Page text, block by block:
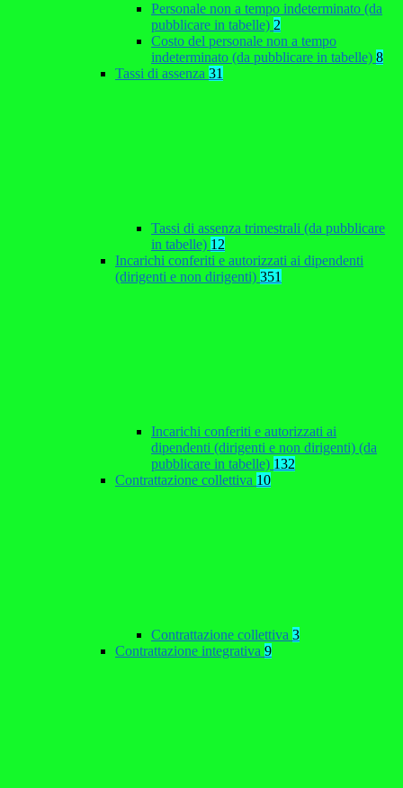
Personale non a tempo indeterminato (da
pubblicare in tabelle) 2
Costo del personale non a tempo
indeterminato (da pubblicare in tabelle) 8
Tassi di assenza 31
Tassi di assenza trimestrali (da pubblicare
in tabelle) 12
Incarichi conferiti e autorizzati ai dipendenti
(dirigenti e non dirigenti) 351
Incarichi conferiti e autorizzati ai
dipendenti (dirigenti e non dirigenti) (da
pubblicare in tabelle) 132
Contrattazione collettiva 10
Contrattazione collettiva 3
Contrattazione integrativa 9